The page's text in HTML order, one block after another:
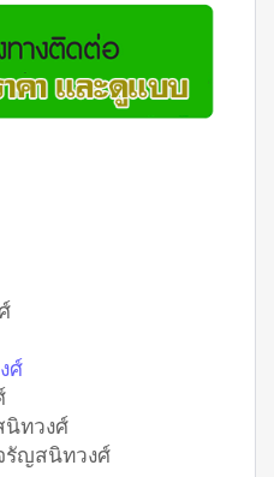
ศ์
นิทวงศ์
รัญสนิทวงศ์